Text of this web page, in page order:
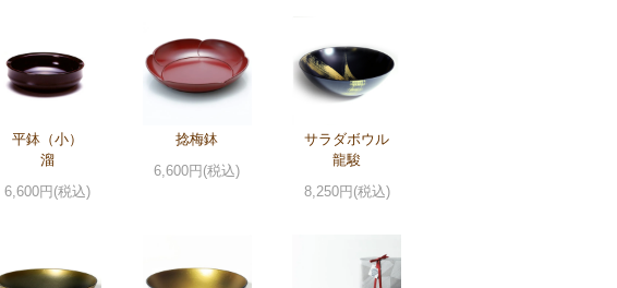
平鉢（小）
溜
6,600円(税込)
捻梅鉢
6,600円(税込)
サラダボウル
龍駿
8,250円(税込)